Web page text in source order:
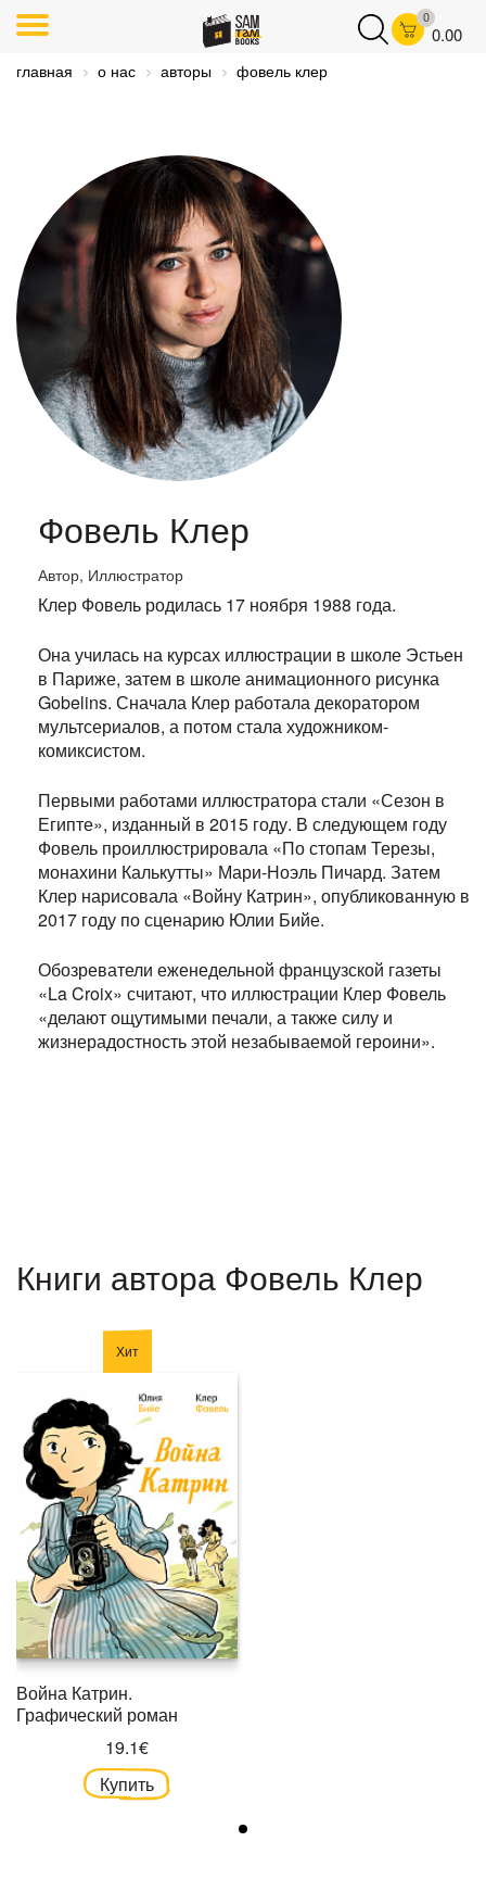
0
0.00
главная о нас авторы фовель клер
Фовель Клер
Автор, Иллюстратор
Клер Фовель родилась 17 ноября 1988 года.
Она училась на курсах иллюстрации в школе Эстьен
в Париже, затем в школе анимационного рисунка
Gobelins. Сначала Клер работала декоратором
мультсериалов, а потом стала художником-
комиксистом.
Первыми работами иллюстратора стали «Сезон в
Египте», изданный в 2015 году. В следующем году
Фовель проиллюстрировала «По стопам Терезы,
монахини Калькутты» Мари-Ноэль Пичард. Затем
Клер нарисовала «Войну Катрин», опубликованную в
2017 году по сценарию Юлии Бийе.
Обозреватели еженедельной французской газеты
«La Croix» считают, что иллюстрации Клер Фовель
«делают ощутимыми печали, а также силу и
жизнерадостность этой незабываемой героини».
Книги автора Фовель Клер
Хит
Война Катрин.
Графический роман
19.1€
Купить